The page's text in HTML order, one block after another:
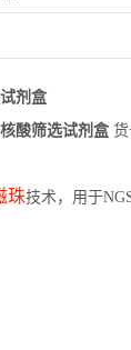
剂盒
酸筛选试剂盒货
珠技术，用于